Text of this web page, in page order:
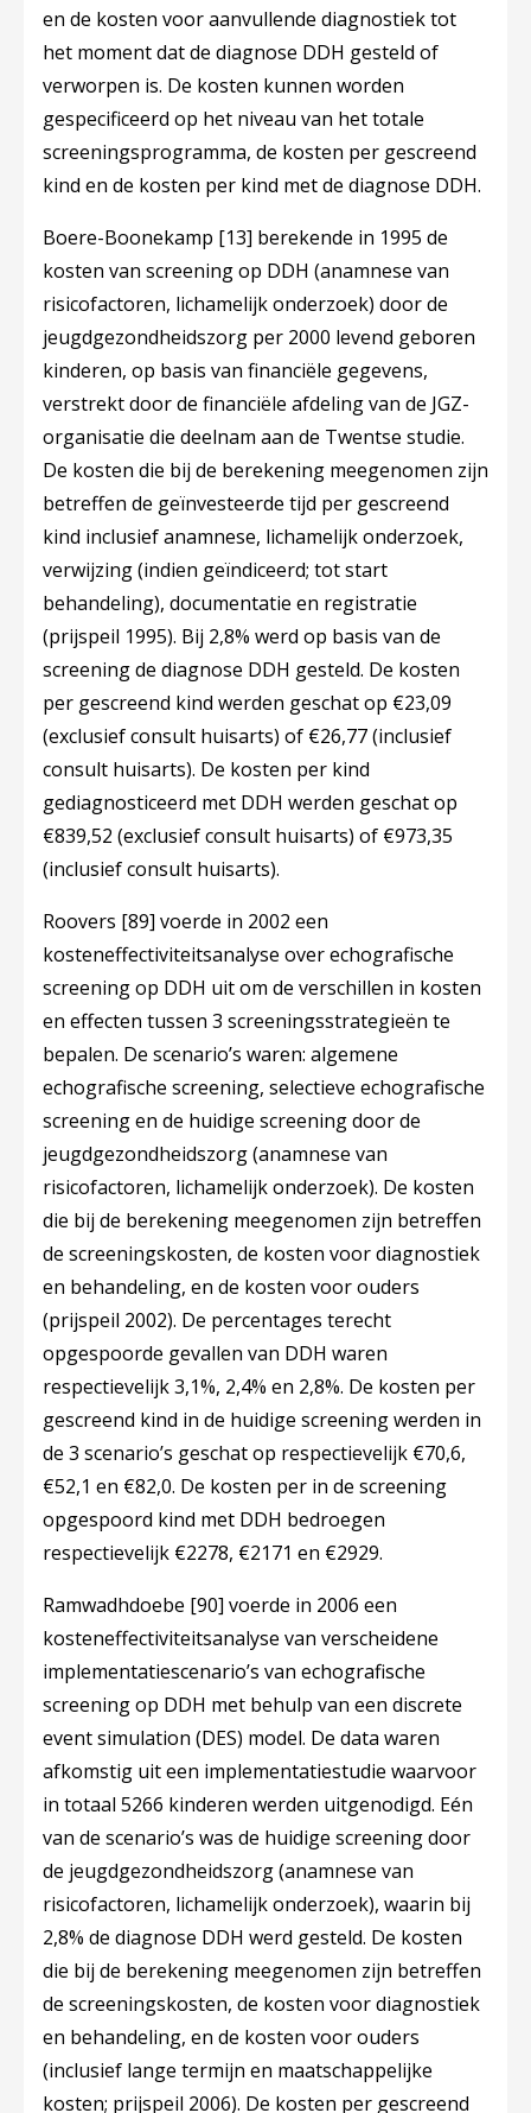
en de kosten voor aanvullende diagnostiek tot
het moment dat de diagnose DDH gesteld of
verworpen is. De kosten kunnen worden
gespecificeerd op het niveau van het totale
screeningsprogramma, de kosten per gescreend
kind en de kosten per kind met de diagnose DDH.
Boere-Boonekamp [13] berekende in 1995 de
kosten van screening op DDH (anamnese van
risicofactoren, lichamelijk onderzoek) door de
jeugdgezondheidszorg per 2000 levend geboren
kinderen, op basis van financiële gegevens,
verstrekt door de financiële afdeling van de JGZ-
organisatie die deelnam aan de Twentse studie.
De kosten die bij de berekening meegenomen zijn
betreffen de geïnvesteerde tijd per gescreend
kind inclusief anamnese, lichamelijk onderzoek,
verwijzing (indien geïndiceerd; tot start
behandeling), documentatie en registratie
(prijspeil 1995). Bij 2,8% werd op basis van de
screening de diagnose DDH gesteld. De kosten
per gescreend kind werden geschat op €23,09
(exclusief consult huisarts) of €26,77 (inclusief
consult huisarts). De kosten per kind
gediagnosticeerd met DDH werden geschat op
€839,52 (exclusief consult huisarts) of €973,35
(inclusief consult huisarts).
Roovers [89] voerde in 2002 een
kosteneffectiviteitsanalyse over echografische
screening op DDH uit om de verschillen in kosten
en effecten tussen 3 screeningsstrategieën te
bepalen. De scenario’s waren: algemene
echografische screening, selectieve echografische
screening en de huidige screening door de
jeugdgezondheidszorg (anamnese van
risicofactoren, lichamelijk onderzoek). De kosten
die bij de berekening meegenomen zijn betreffen
de screeningskosten, de kosten voor diagnostiek
en behandeling, en de kosten voor ouders
(prijspeil 2002). De percentages terecht
opgespoorde gevallen van DDH waren
respectievelijk 3,1%, 2,4% en 2,8%. De kosten per
gescreend kind in de huidige screening werden in
de 3 scenario’s geschat op respectievelijk €70,6,
€52,1 en €82,0. De kosten per in de screening
opgespoord kind met DDH bedroegen
respectievelijk €2278, €2171 en €2929.
Ramwadhdoebe [90] voerde in 2006 een
kosteneffectiviteitsanalyse van verscheidene
implementatiescenario’s van echografische
screening op DDH met behulp van een discrete
event simulation (DES) model. De data waren
afkomstig uit een implementatiestudie waarvoor
in totaal 5266 kinderen werden uitgenodigd. Eén
van de scenario’s was de huidige screening door
de jeugdgezondheidszorg (anamnese van
risicofactoren, lichamelijk onderzoek), waarin bij
2,8% de diagnose DDH werd gesteld. De kosten
die bij de berekening meegenomen zijn betreffen
de screeningskosten, de kosten voor diagnostiek
en behandeling, en de kosten voor ouders
(inclusief lange termijn en maatschappelijke
kosten; prijspeil 2006). De kosten per gescreend